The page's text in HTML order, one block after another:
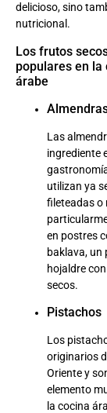
delicioso, sino
nutricional.
Los frutos
populares en la
árabe
Las
ingrediente
utilizan ya
fileteadas o
en postres
baklava, un
hojaldre
secos.
Pistachos
Los
originarios
Oriente y
elemento
la cocina